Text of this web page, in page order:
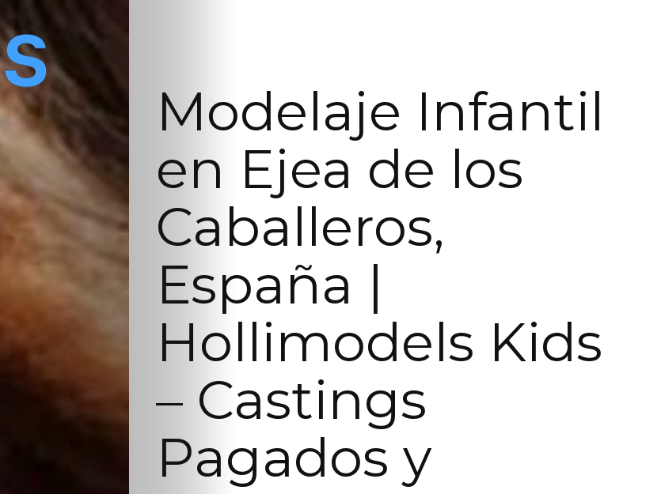
Modelaje Infantil
en Ejea de los
Caballeros,
España |
Hollimodels Kids
– Castings
Pagados y